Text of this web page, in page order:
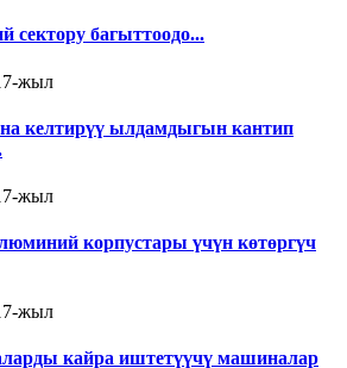
багыттоодо...
жыл
келтирүү ылдамдыгын кантип
жыл
корпустары үчүн көтөргүч
жыл
кайра иштетүүчү машиналар